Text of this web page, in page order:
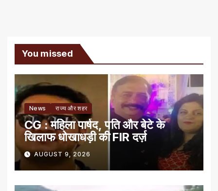
You missed
News राज्य और शहर
CG : महिला पार्षद, पति और बेटे के
खिलाफ धोखाधड़ी की FIR दर्ज़
AUGUST 9, 2026